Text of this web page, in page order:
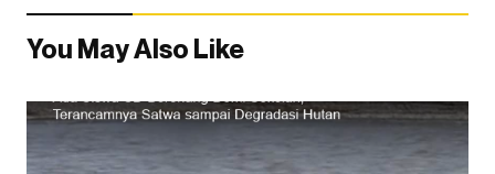
You May Also Like